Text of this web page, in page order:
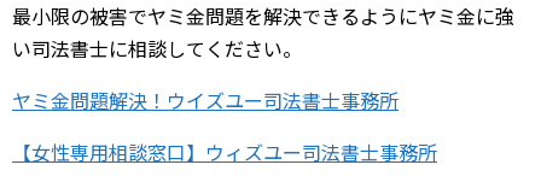
最小限の被害でヤミ金問題を解決できるようにヤミ金に強
い司法書士に相談してください。
ヤミ金問題解決！ウイズユー司法書士事務所
【女性専用相談窓口】ウィズユー司法書士事務所